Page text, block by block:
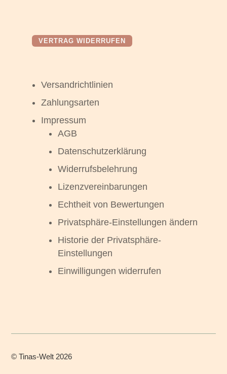
VERTRAG WIDERRUFEN
Versandrichtlinien
Zahlungsarten
Impressum
AGB
Datenschutzerklärung
Widerrufsbelehrung
Lizenzvereinbarungen
Echtheit von Bewertungen
Privatsphäre-Einstellungen ändern
Historie der Privatsphäre-
Einstellungen
Einwilligungen widerrufen
©Tinas-Welt 2026